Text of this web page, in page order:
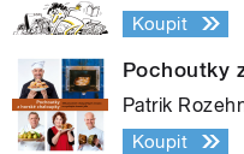
Koupit
Pochoutky
Patrik
Koupit